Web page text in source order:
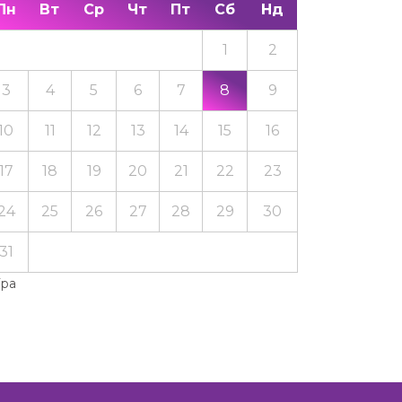
Вт Ср Чт Пт Сб Нд
1 2
3 4 5 6 7 8 9
11 12 13 14 15 16
18 19 20 21 22 23
25 26 27 28 29 30